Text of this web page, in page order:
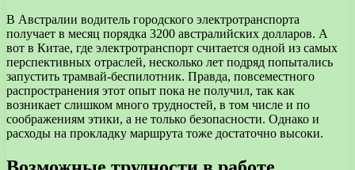
В Австралии водитель городского электротранспорта
получает в месяц порядка 3200 австралийских долларов. А
вот в Китае, где электротранспорт считается одной из самых
перспективных отраслей, несколько лет подряд попытались
запустить трамвай-беспилотник. Правда, повсеместного
распространения этот опыт пока не получил, так как
возникает слишком много трудностей, в том числе и по
соображениям этики, а не только безопасности. Однако и
расходы на прокладку маршрута тоже достаточно высоки.